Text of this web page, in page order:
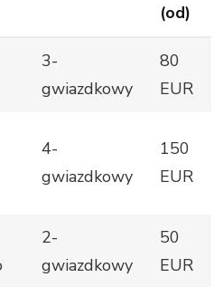
(od)
3-
gwiazdkowy
80
EUR
4-
gwiazdkowy
150
EUR
2-
gwiazdkowy
50
EUR